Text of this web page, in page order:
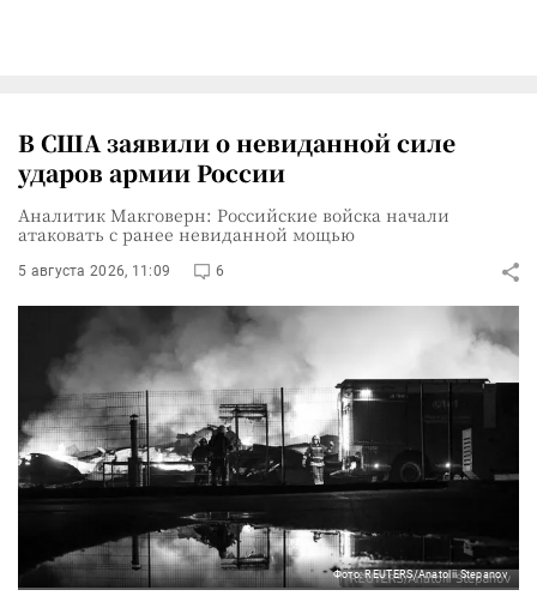
В США заявили о невиданной силе
ударов армии России
Аналитик Макговерн: Российские войска начали
атаковать с ранее невиданной мощью
5 августа 2026, 11:09 6
Фото: REUTERS/Anatolii Stepanov